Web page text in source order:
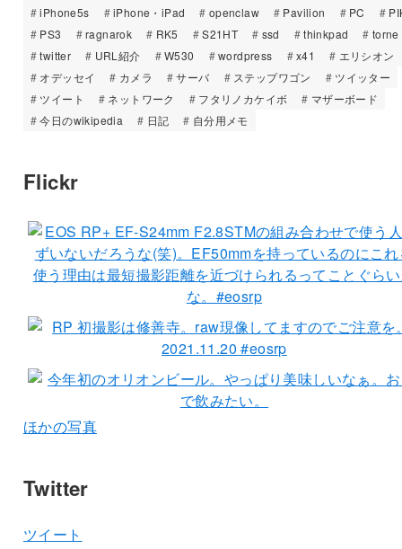
iPhone5s
iPhone・iPad openclaw Pavilion PC
PS3
ragnarok RK5 S21HT ssd thinkpad
torne
twitter
URL紹介 W530 wordpress x41
エリシオン
オデッセイ
カメラ サーバ ステップワゴン
ツイッター
ツイート
ネットワーク フタリノカケイボ
マザーボード
今日のwikipedia
日記 自分用メモ
Flickr
ほかの写真
Twitter
ツイート